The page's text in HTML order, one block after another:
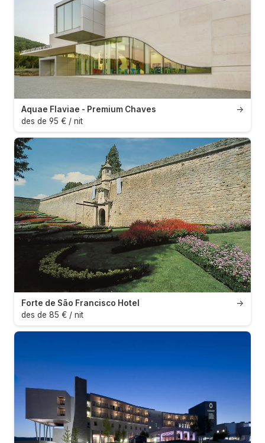
→
Aquae Flaviae - Premium Chaves
des de 95 € / nit
→
Forte de São Francisco Hotel
des de 85 € / nit